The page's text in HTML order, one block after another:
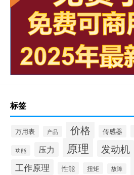
标签
万用表 产品 价格 传感器
功能 压力 原理 发动机
工作原理 性能 扭矩 故障